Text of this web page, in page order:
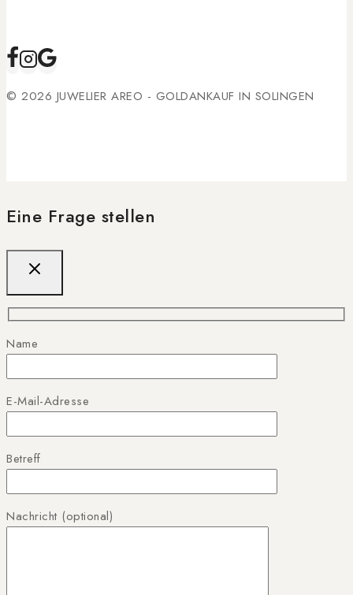
© 2026 JUWELIER AREO - GOLDANKAUF IN SOLINGEN
Eine Frage stellen
Name
E-Mail-Adresse
Betreff
Nachricht (optional)